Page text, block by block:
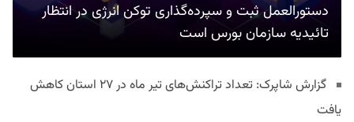
دستورالعمل ثبت و سپرده‌گذاری توکن انرژی در انتظار
تائیدیه سازمان بورس است
گزارش شاپرک: تعداد تراکنش‌های تیر ماه در ۲۷ استان‌ کاهش
یافت